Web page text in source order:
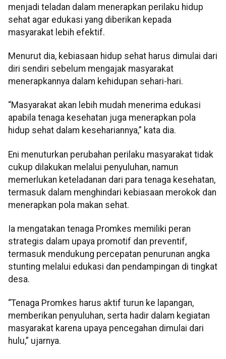
menjadi teladan dalam menerapkan perilaku hidup
sehat agar edukasi yang diberikan kepada
masyarakat lebih efektif.
Menurut dia, kebiasaan hidup sehat harus dimulai dari
diri sendiri sebelum mengajak masyarakat
menerapkannya dalam kehidupan sehari-hari.
“Masyarakat akan lebih mudah menerima edukasi
apabila tenaga kesehatan juga menerapkan pola
hidup sehat dalam kesehariannya,” kata dia.
Eni menuturkan perubahan perilaku masyarakat tidak
cukup dilakukan melalui penyuluhan, namun
memerlukan keteladanan dari para tenaga kesehatan,
termasuk dalam menghindari kebiasaan merokok dan
menerapkan pola makan sehat.
Ia mengatakan tenaga Promkes memiliki peran
strategis dalam upaya promotif dan preventif,
termasuk mendukung percepatan penurunan angka
stunting melalui edukasi dan pendampingan di tingkat
desa.
“Tenaga Promkes harus aktif turun ke lapangan,
memberikan penyuluhan, serta hadir dalam kegiatan
masyarakat karena upaya pencegahan dimulai dari
hulu,” ujarnya.